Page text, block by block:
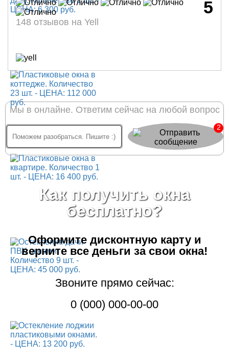
5
148 отзывов на Yell
Мы в онлайне. Ответим сейчас на любой вопрос
2
Как получить окна
бесплатно?
Оформите дисконтную картуи
верните все деньги за свои окна!
Звоните прямо сейчас:
0 (000) 000-00-00